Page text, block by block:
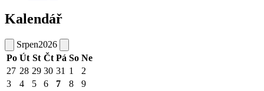
Kalendář
Srpen2026
Po Út St Čt Pá So Ne
27 28 29 30 31 1
2
3
4 5 6 7 8
9